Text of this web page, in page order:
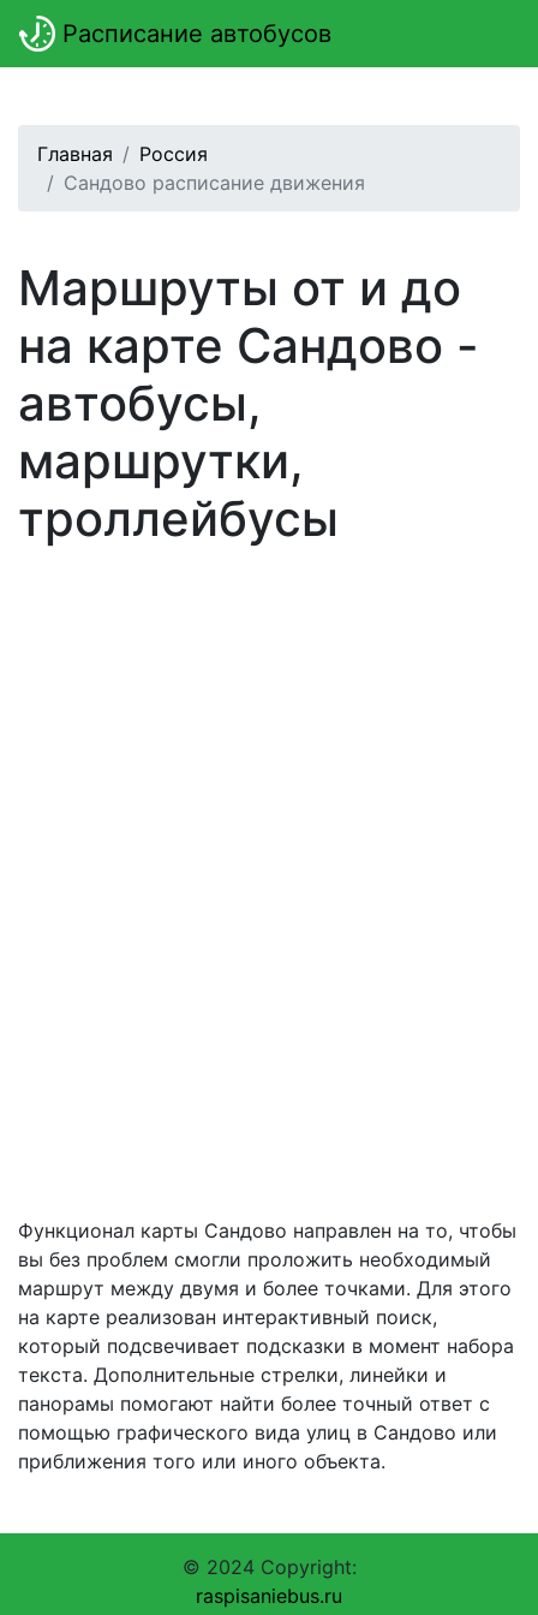
Расписание автобусов
Главная
Россия
Сандово расписание движения
Маршруты от и до
на карте Сандово -
автобусы,
маршрутки,
троллейбусы
Функционал карты Сандово направлен на то, чтобы
вы без проблем смогли проложить необходимый
маршрут между двумя и более точками. Для этого
на карте реализован интерактивный поиск,
который подсвечивает подсказки в момент набора
текста. Дополнительные стрелки, линейки и
панорамы помогают найти более точный ответ с
помощью графического вида улиц в Сандово или
приближения того или иного объекта.
© 2024 Copyright:
raspisaniebus.ru